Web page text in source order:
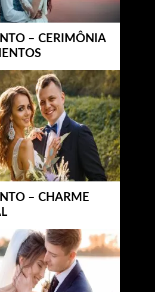
– CERIMÔNIA
– CHARME